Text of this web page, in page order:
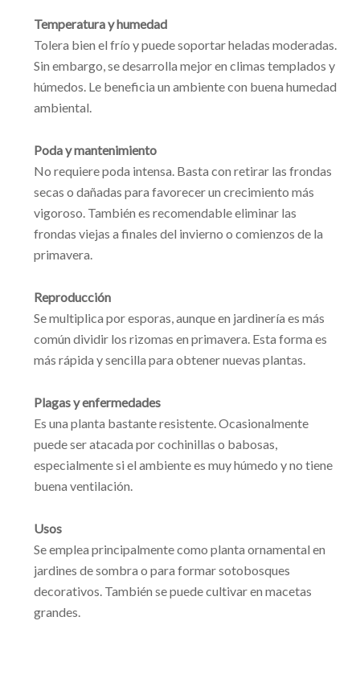
Temperatura y humedad
Tolera bien el frío y puede soportar heladas moderadas.
Sin embargo, se desarrolla mejor en climas templados y
húmedos. Le beneficia un ambiente con buena humedad
ambiental.
Poda y mantenimiento
No requiere poda intensa. Basta con retirar las frondas
secas o dañadas para favorecer un crecimiento más
vigoroso. También es recomendable eliminar las
frondas viejas a finales del invierno o comienzos de la
primavera.
Reproducción
Se multiplica por esporas, aunque en jardinería es más
común dividir los rizomas en primavera. Esta forma es
más rápida y sencilla para obtener nuevas plantas.
Plagas y enfermedades
Es una planta bastante resistente. Ocasionalmente
puede ser atacada por cochinillas o babosas,
especialmente si el ambiente es muy húmedo y no tiene
buena ventilación.
Usos
Se emplea principalmente como planta ornamental en
jardines de sombra o para formar sotobosques
decorativos. También se puede cultivar en macetas
grandes.